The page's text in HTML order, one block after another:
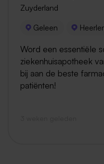
Zuyderland
Geleen
Word een essentiële
ziekenhuisapotheek
bij aan de beste
patiënten!